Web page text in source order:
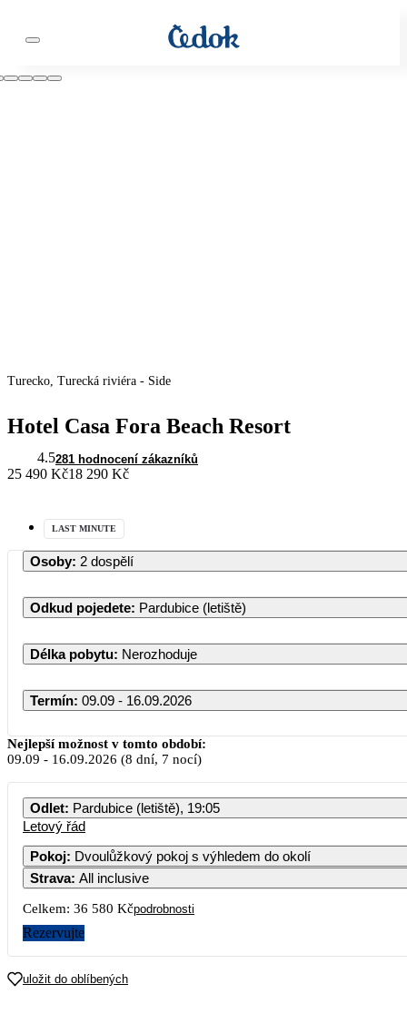
Turecko, Turecká riviéra - Side
Hotel Casa Fora Beach Resort
4.5281 hodnocení zákazníků
25 490 Kč18 290 Kč
LAST MINUTE
Osoby: 2 dospělí
Odkud pojedete: Pardubice (letiště)
Délka pobytu: Nerozhoduje
Termín: 09.09 - 16.09.2026
Nejlepší možnost v tomto období:
09.09 - 16.09.2026 (8 dní, 7 nocí)
Odlet: Pardubice (letiště), 19:05
Letový řád
Pokoj: Dvoulůžkový pokoj s výhledem do okolí
Strava: All inclusive
Celkem: 36 580 Kčpodrobnosti
Rezervujte
uložit do oblíbených